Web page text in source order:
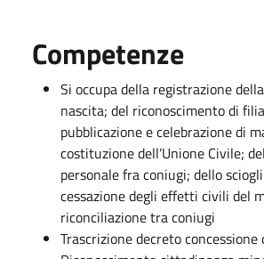
Competenze
Si occupa della registrazione
nascita; del riconoscimento di
pubblicazione e celebrazione di
costituzione dell’Unione Civile;
personale fra coniugi; dello
cessazione degli effetti civili del
riconciliazione tra coniugi
Trascrizione decreto